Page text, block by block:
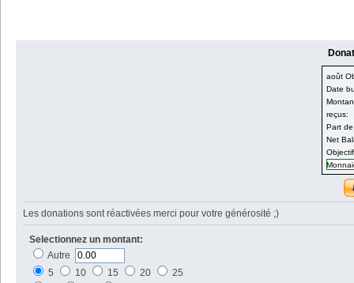
août
Date
reçus:
Part
Net
Les donations sont réactivées merci pour votre générosité ;)
Selectionnez un montant:
Autre
5
10 15 20
25